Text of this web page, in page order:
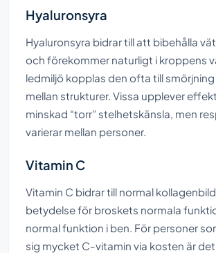
Hyaluronsyra
Hyaluronsyra bidrar till att bibehålla
och förekommer naturligt i kroppens
ledmiljö kopplas den ofta till
mellan strukturer. Vissa upplever
minskad “torr” stelhetskänsla, men
varierar mellan personer.
Vitamin C
Vitamin C bidrar till normal
betydelse för broskets normala
normal funktion i ben. För personer
sig mycket C-vitamin via kosten är